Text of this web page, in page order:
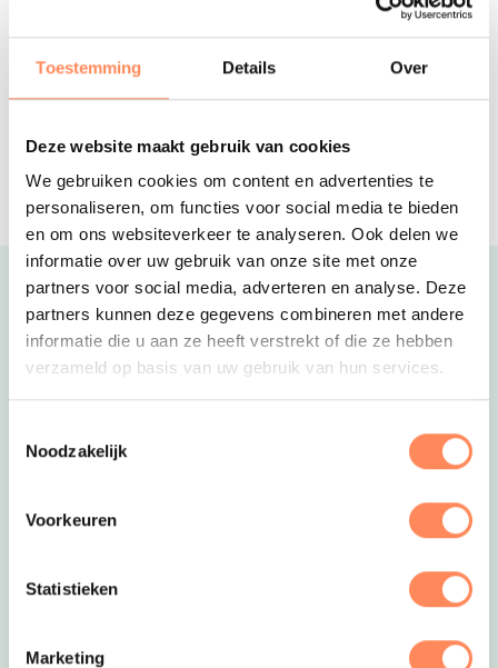
Toestemming Details Over
Deze website maakt gebruik van cookies
We gebruiken cookies om content en advertenties te
personaliseren, om functies voor social media te bieden
en om ons websiteverkeer te analyseren. Ook delen we
informatie over uw gebruik van onze site met onze
partners voor social media, adverteren en analyse. Deze
partners kunnen deze gegevens combineren met andere
informatie die u aan ze heeft verstrekt of die ze hebben
verzameld op basis van uw gebruik van hun services.
Noodzakelijk
Voorkeuren
Statistieken
Marketing
EFTELING EN BEEKSE BERGEN-
Een parkachtige camping in Twente
groepsaccommodaties
Reserveer
Uitgelicht